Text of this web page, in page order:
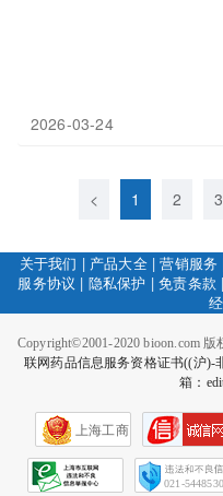
2026-03-24
< 1 2 3
关于我们 | 产品大全|营销服务
服务协议 | 隐私保护 |免责条款 |
Copyright©2001-2020 bioon.com
联网药品信息服务资格证书((沪)-
箱：
上海工商
021-